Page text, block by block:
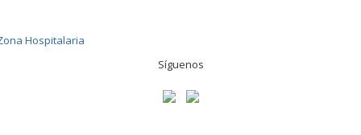
Síguenos